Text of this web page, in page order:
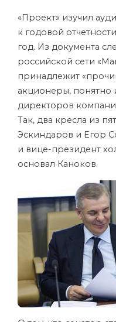
«Проект» изучил
к годовой
год. Из документа
российской сети
принадлежит
акционеры, понятно
директоров
Так, два кресла из
Эскиндаров и Егор
и вице-президент
основал Каноков.